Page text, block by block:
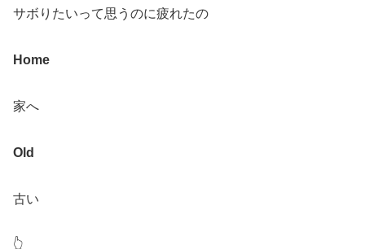
サボりたいって思うのに疲れたの
Home
家へ
Old
古い
👆